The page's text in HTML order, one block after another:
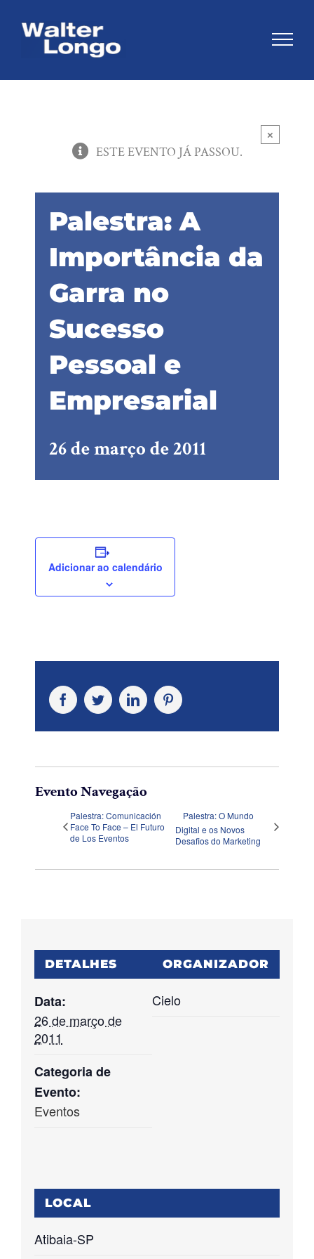
×
ESTE EVENTO JÁ PASSOU.
Palestra: A
Importância da
Garra no
Sucesso
Pessoal e
Empresarial
26 de março de 2011
Adicionar ao calendário
FacebookTwitterLinkedInPinterest
Evento Navegação
Palestra: Comunicación
Face To Face – El Futuro
de Los Eventos
Palestra: O Mundo
Digital e os Novos
Desafios do Marketing
DETALHES
Data:
26 de março de
2011
Categoria de
Evento:
Eventos
ORGANIZADOR
Cielo
LOCAL
Atibaia-SP